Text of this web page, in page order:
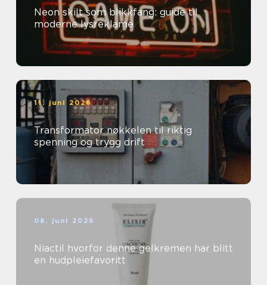
Neon skilt som blikkfang: guide til
moderne lysreklame
11. juni 2026
Transformator nøkkelen til riktig
spenning og trygg drift
08. juni 2026
Niactil hvorfor denne gelkremen har blitt
en hudpleiefavoritt